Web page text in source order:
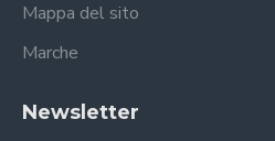
Mappa del sito
Marche
Newsletter